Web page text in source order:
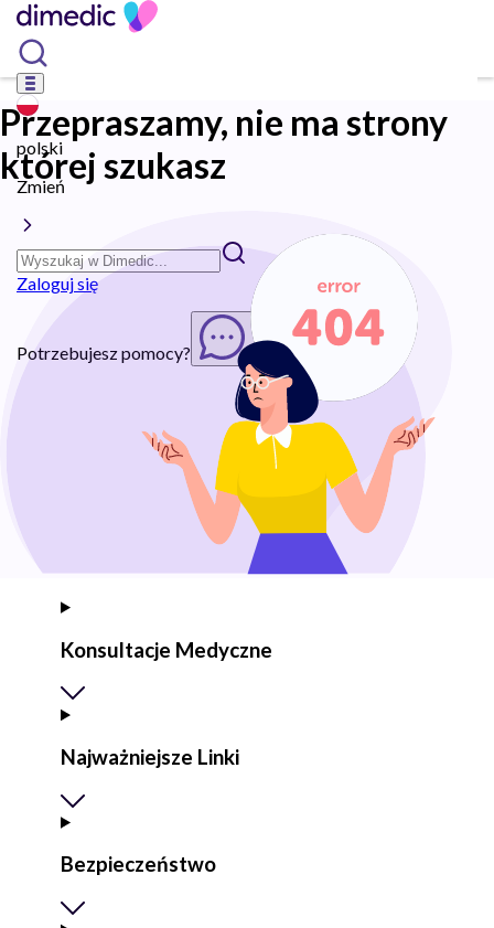
polski
Zmień
Zaloguj się
Potrzebujesz pomocy? Rozpocznij chat
Przepraszamy, nie ma strony
której szukasz
Konsultacje Medyczne
Najważniejsze Linki
Bezpieczeństwo